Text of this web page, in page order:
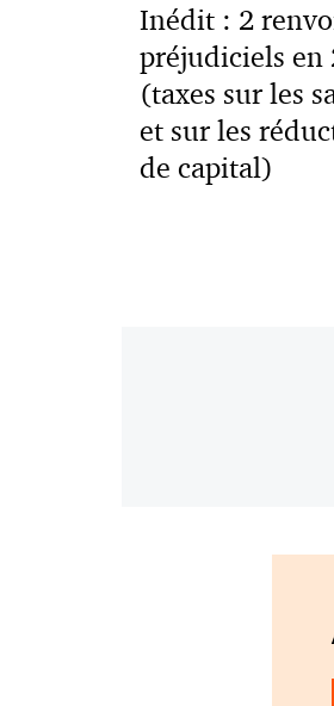
Inédit : 2
préjudiciels en
(taxes sur les
et sur les
de capital)